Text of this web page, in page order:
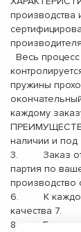
производства
Весь
пружины
каждому
наличии и
3. Заказ от
партия по
6. К каждому
качества 7.
8.